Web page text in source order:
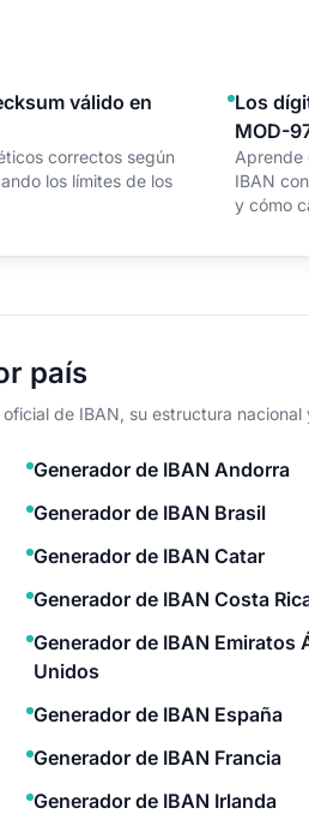
válido en
correctos según
los límites de los
Los
MOD-
Aprende
IBAN
y cómo
país
de IBAN, su estructura
Generador de IBAN Andorra
Generador de IBAN Brasil
Generador de IBAN Catar
Generador de IBAN Costa
Generador de IBAN Emiratos
Unidos
Generador de IBAN España
Generador de IBAN Francia
Generador de IBAN Irlanda